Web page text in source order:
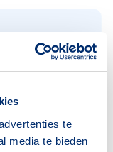
te
media te bieden
795